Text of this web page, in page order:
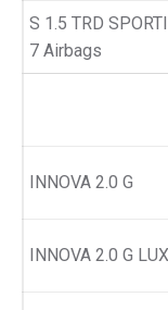
S 1.5 TRD
7 Airbags
INNOVA 2.0 G
INNOVA 2.0 G